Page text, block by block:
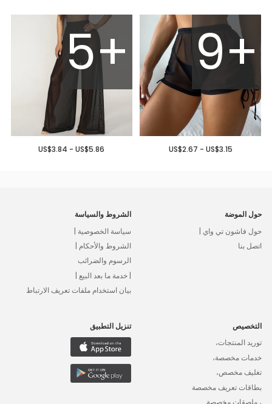
9+
US$2.67 - US$3.15
5+
US$3.84 - US$5.86
حول الموضة
حول فاشون تي واي |
اتصل بنا
الشروط والسياسة
سياسة الخصوصية |
الشروط والأحكام |
الرسوم والضرائب
| خدمة ما بعد البيع |
بيان استخدام ملفات تعريف الارتباط
التخصيص
توريد المنتجات،
خدمات مخصصة،
تغليف مخصص،
بطاقات تعريف مخصصة
، ملصقات مخصصة
تنزيل التطبيق